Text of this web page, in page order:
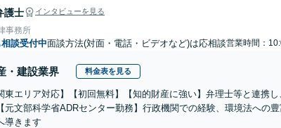
護士 インタビューを見る
事務所
談受付中面談方法(対面・電話・ビデオなど)は応相談営業時間：
・建設業界 料金表を見る
東エリア対応】【初回無料】【知的財産に強い】弁理士等と連携
元文部科学省ADRセンター勤務】行政機関での経験、環境法への
導きます